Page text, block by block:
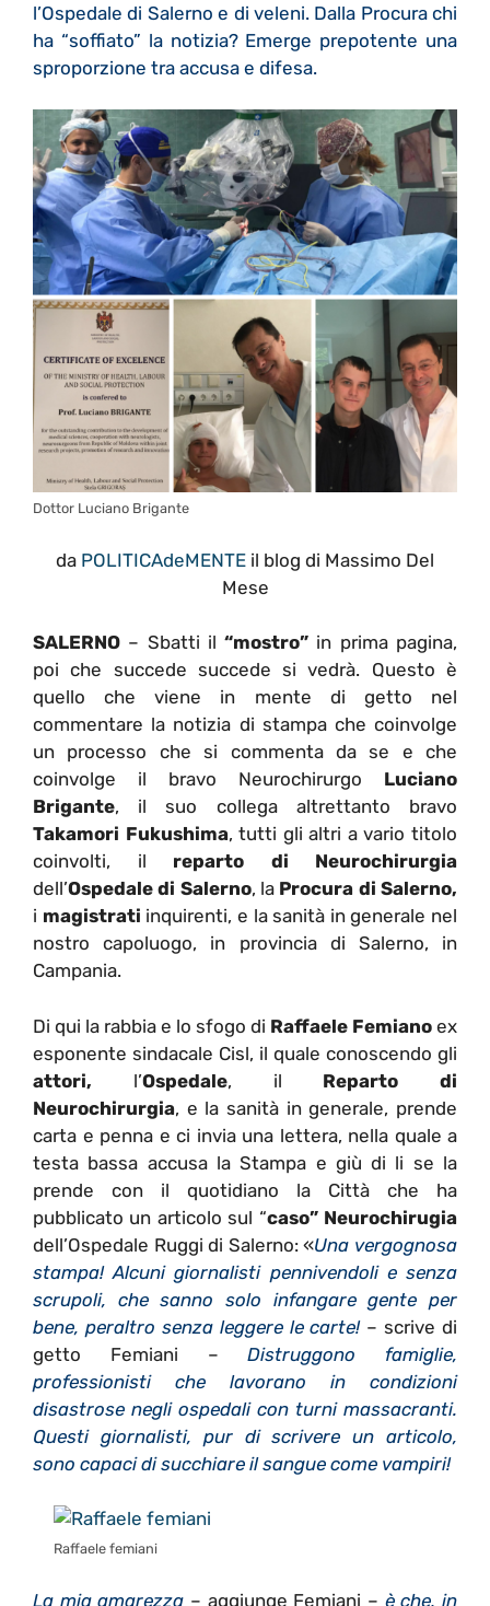
l’Ospedale di Salerno e di veleni. Dalla Procura chi
ha “soffiato” la notizia? Emerge prepotente una
sproporzione tra accusa e difesa.
Dottor Luciano Brigante
da POLITICAdeMENTE il blog di Massimo Del
Mese
SALERNO – Sbatti il“mostro” in prima pagina,
poi che succede succede si vedrà. Questo è
quello che viene in mente di getto nel
commentare la notizia di stampa che coinvolge
un processo che si commenta da se e che
coinvolge il bravo Neurochirurgo Luciano
Brigante, il suo collega altrettanto bravo
Takamori Fukushima, tutti gli altri a vario titolo
coinvolti, il reparto di Neurochirurgia
dell’Ospedale di Salerno, la Procura di Salerno,
i magistrati inquirenti, e la sanità in generale nel
nostro capoluogo, in provincia di Salerno, in
Campania.
Di qui la rabbia e lo sfogo di Raffaele Femiano ex
esponente sindacale Cisl, il quale conoscendo gli
attori, l’Ospedale, il Reparto di
Neurochirurgia, e la sanità in generale, prende
carta e penna e ci invia una lettera, nella quale a
testa bassa accusa la Stampa e giù di li se la
prende con il quotidiano la Città che ha
pubblicato un articolo sul “caso” Neurochirugia
dell’Ospedale Ruggi di Salerno: «Una vergognosa
stampa! Alcuni giornalisti pennivendoli e senza
scrupoli, che sanno solo infangare gente per
bene, peraltro senza leggere le carte! – scrive di
getto Femiani –Distruggono famiglie,
professionisti che lavorano in condizioni
disastrose negli ospedali con turni massacranti.
Questi giornalisti, pur di scrivere un articolo,
sono capaci di succhiare il sangue come vampiri!
Raffaele femiani
La mia amarezza – aggiunge Femiani – è che, in